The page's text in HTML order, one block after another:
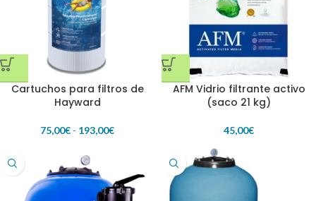
Cartuchos para filtros de
Hayward
75,00€ - 193,00€
AFM Vidrio filtrante activo
(saco 21 kg)
45,00€